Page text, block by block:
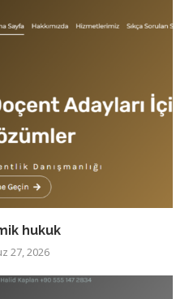
hukuk
27, 2026